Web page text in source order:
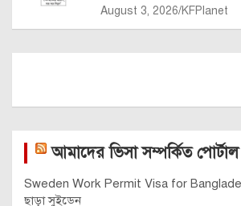
August 3, 2026 KFPlanet
আমাদের ভিসা সম্পর্কিত পোর্টাল
Sweden Work Permit Visa for
ছাড়া সুইডেন